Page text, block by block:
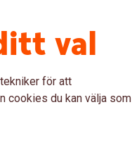
pension
val
för att
cookies du kan välja som